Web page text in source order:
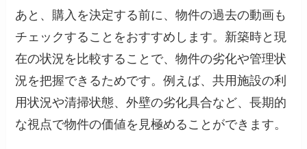
あと、購入を決定する前に、物件の過去の動画も
チェックすることをおすすめします。新築時と現
在の状況を比較することで、物件の劣化や管理状
況を把握できるためです。例えば、共用施設の利
用状況や清掃状態、外壁の劣化具合など、長期的
な視点で物件の価値を見極めることができます。